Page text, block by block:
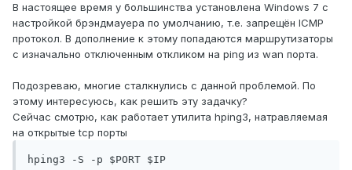
В настоящее время у большинства установлена Windows 7 с
настройкой брэндмауера по умолчанию, т.е. запрещён ICMP
протокол. В дополнение к этому попадаются маршрутизаторы
с изначально отключенным откликом на ping из wan порта.
Подозреваю, многие сталкнулись с данной проблемой. По
этому интересуюсь, как решить эту задачку?
Сейчас смотрю, как работает утилита hping3, натравляемая
на открытые tcp порты
hping3 -S -p $PORT $IP